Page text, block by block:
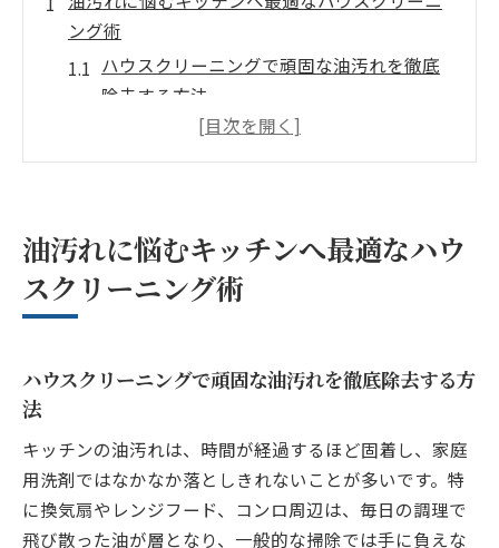
ング術
ハウスクリーニングで頑固な油汚れを徹底
除去する方法
キッチンの油汚れ解決に適したハウスクリ
ーニングの選び方
ハウスクリーニング専門家が教える油汚れ
対策のコツ
しつこいレンジフード汚れも解決する清掃方法
底洗浄の流れ
プロのハウスクリーニングでレンジフード
の頑固汚れ解消
油汚れに悩むキッチンへ最適なハウ
スクリーニング術
ハウスクリーニングで頑固な油汚れを徹底除去する方
法
キッチンの油汚れは、時間が経過するほど固着し、家庭
用洗剤ではなかなか落としきれないことが多いです。特
に換気扇やレンジフード、コンロ周辺は、毎日の調理で
飛び散った油が層となり、一般的な掃除では手に負えな